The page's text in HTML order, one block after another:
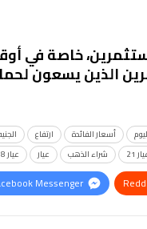
خاصة في
الذين يسعون
أسعار الفائدة ارتفاع
21 شراء الذهب عيار عيار 18
Messenger